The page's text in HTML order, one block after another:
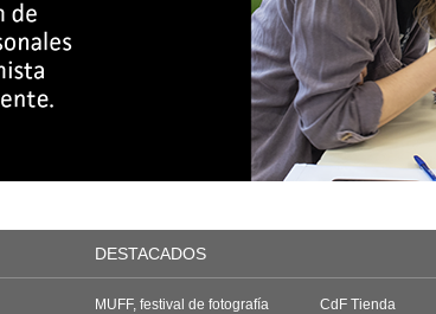
DESTACADOS
MUFF, festival de fotografía
CdF Tienda